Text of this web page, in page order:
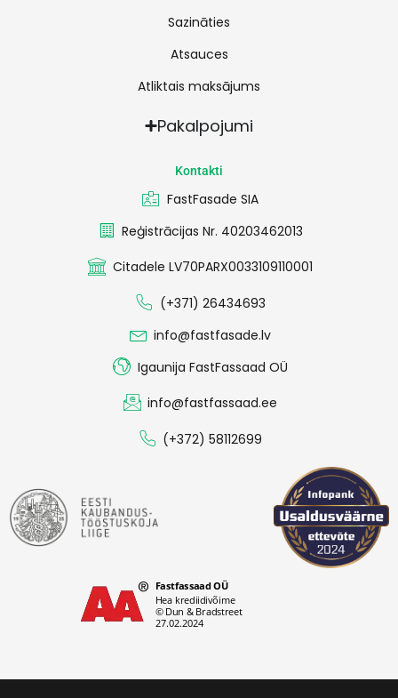
Sazināties
Atsauces
Atliktais maksājums
Pakalpojumi
Kontakti
FastFasade SIA
Reģistrācijas Nr. 40203462013
Citadele LV70PARX0033109110001
(+371) 26434693
info@fastfasade.lv
Igaunija FastFassaad OÜ
info@fastfassaad.ee
(+372) 58112699